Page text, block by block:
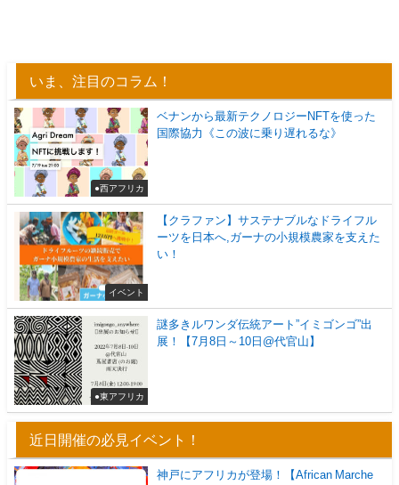
いま、注目のコラム！
●西アフリカ
ベナンから最新テクノロジーNFTを使った
国際協力《この波に乗り遅れるな》
イベント
【クラファン】サステナブルなドライフル
ーツを日本へ,ガーナの小規模農家を支えた
い！
●東アフリカ
謎多きルワンダ伝統アート”イミゴンゴ”出
展！【7月8日～10日@代官山】
近日開催の必見イベント！
神戸にアフリカが登場！【African Marche